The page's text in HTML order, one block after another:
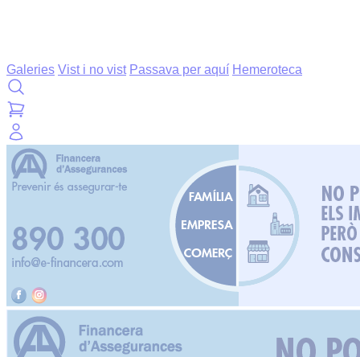
Galeries Vist i no vist Passava per aquí Hemeroteca